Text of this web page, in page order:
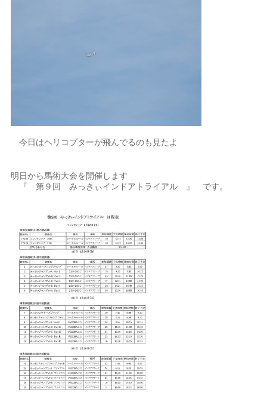
今日はヘリコプターが飛んでるのも見たよ
明日から馬術大会を開催します
『 第９回 みっきぃインドアトライアル 』 です。